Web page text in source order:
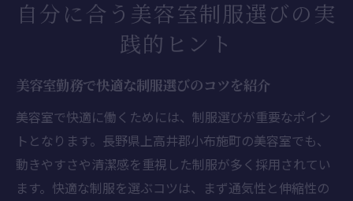
自分に合う美容室制服選びの実
践的ヒント
美容室勤務で快適な制服選びのコツを紹介
美容室で快適に働くためには、制服選びが重要なポイン
トとなります。長野県上高井郡小布施町の美容室でも、
動きやすさや清潔感を重視した制服が多く採用されてい
ます。快適な制服を選ぶコツは、まず通気性と伸縮性の